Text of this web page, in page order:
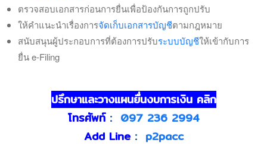
ตรวจสอบเอกสารก่อนการยื่นเพื่อป้องกันการถูกปรับ
ให้คำแนะนำเรื่องการจัดเก็บเอกสารบัญชีตามกฎหมาย
สนับสนุนผู้ประกอบการที่ต้องการปรับระบบบัญชีให้เข้ากับการ
ยื่น e-Filing
ปรึกษาและวางแผนยื่นงบการเงิน คลิก
โทรศัพท์: 097 236 2994
Add Line: p2pacc